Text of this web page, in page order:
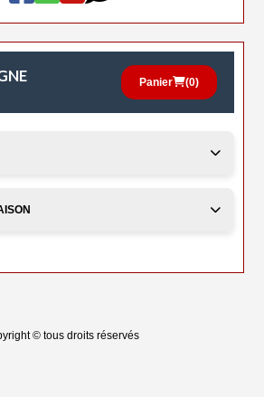
Panier (0)
© tous droits réservés